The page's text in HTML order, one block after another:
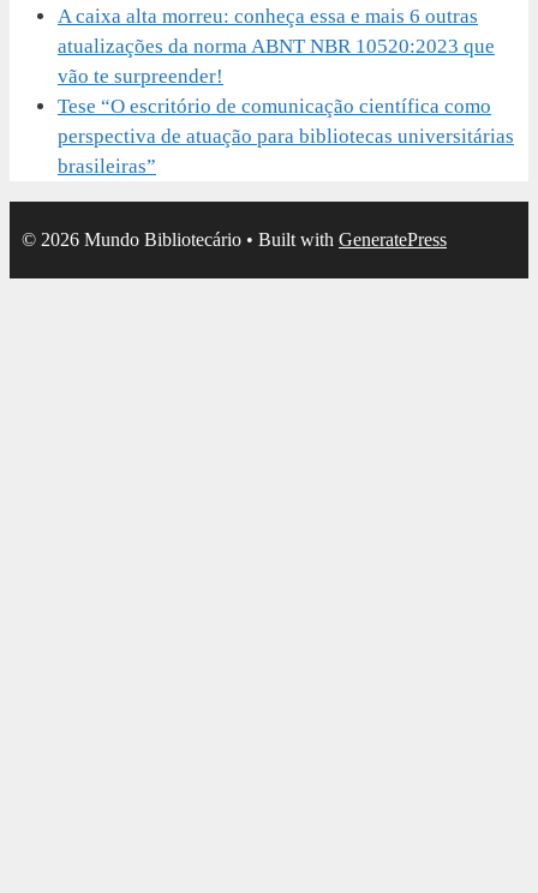
A caixa alta morreu: conheça essa e mais 6 outras
atualizações da norma ABNT NBR 10520:2023 que
vão te surpreender!
Tese “O escritório de comunicação científica como
perspectiva de atuação para bibliotecas universitárias
brasileiras”
© 2026 Mundo Bibliotecário • Built with GeneratePress